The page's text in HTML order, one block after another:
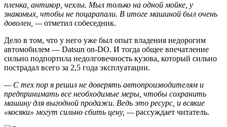
пленка, антикор, чехлы. Мыл только на одной мойке, у
знакомых, чтобы не поцарапали. В итоге машиной был очень
доволен, —отметил собеседник.
Дело в том, что у него уже был опыт владения недорогим
автомобилем — Datsun on-DO. И тогда общее впечатление
сильно подпортила недолговечность кузова, который сильно
пострадал всего за 2,5 года эксплуатации.
— С тех пор я решил не доверять автопроизводителям и
предпринимать все необходимые меры, чтобы сохранить
машину для выгодной продажи. Ведь это ресурс, и всякие
«косяки» могут сильно сбить цену, —рассуждает читатель.